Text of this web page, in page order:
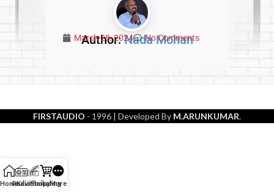
Author:Nada Mohan
March 28, 2024 No Comments
FIRSTAUDIO - 1996 | Developed By M.ARUNKUMAR.
HomeRadio
Kavithaikal
Shopping
More